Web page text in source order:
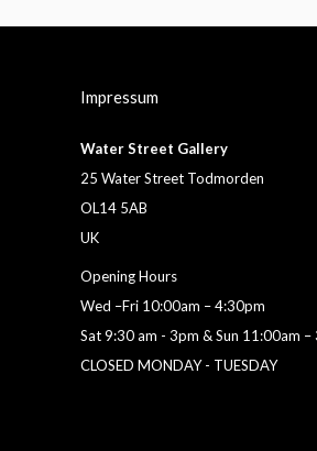
Impressum
Water Street Gallery
25 Water Street Todmorden
OL14 5AB
UK
Opening Hours
Wed –Fri 10:00am – 4:30pm
Sat 9:30 am - 3pm & Sun 11:00am –
CLOSED MONDAY - TUESDAY